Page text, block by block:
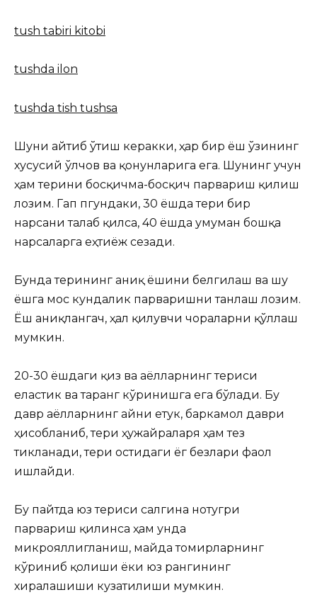
tush tabiri kitobi
tushda ilon
tushda tish tushsa
Шуни айтиб ўтиш керакки, ҳар бир ёш ўзининг
хусусий ўлчов ва қонунларига ега. Шунинг учун
ҳам терини босқичма-босқич парвариш қилиш
лозим. Гап пгундаки, 30 ёшда тери бир
нарсани талаб қилса, 40 ёшда умуман бошқа
нарсаларга еҳтиёж сезади.
Бунда терининг аниқ ёшини белгилаш ва шу
ёшга мос кундалик парваришни танлаш лозим.
Ёш аниқлангач, ҳал қилувчи чораларни қўллаш
мумкин.
20-30 ёшдаги қиз ва аёлларнинг териси
еластик ва таранг кўринишга ега бўлади. Бу
давр аёлларнинг айни етук, баркамол даври
ҳисобланиб, тери ҳужайраларя ҳам тез
тикланади, тери остидаги ёг безлари фаол
ишлайди.
Бу пайтда юз териси салгина нотугри
парвариш қилинса ҳам унда
микрояллигланиш, майда томирларнинг
кўриниб қолиши ёки юз рангининг
хиралашиши кузатилиши мумкин.